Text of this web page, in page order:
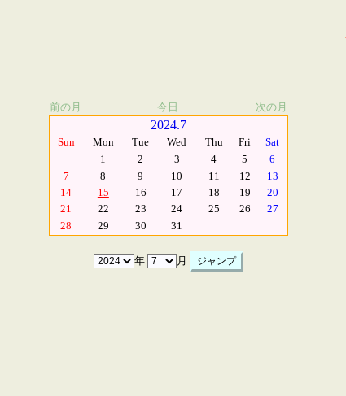
前の月 今日 次の月
2024.7
Sun Mon Tue Wed Thu Fri
Sat
1
2 3 4 5
6
7
8 9 10 11 12
13
14
15 16 17 18 19
20
21
22 23 24 25 26
27
28
29 30 31
年 月